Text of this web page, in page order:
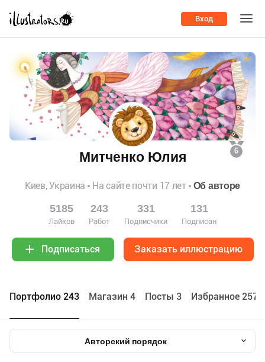
Вход
6
Митченко Юлия
Киев, Украина На сайте почти 17 лет Об авторе
5185
Лайков
243
Работ
331
Подписчики
131
Подписан
Подписаться Заказать иллюстрацию
Портфолио 243 Maгазин 4 Посты 3 Избранное 2571
Авторский порядок